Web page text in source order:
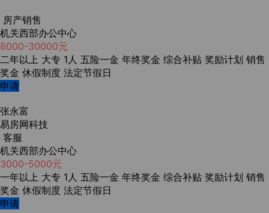
房产销售
机关西部办公中心
8000-30000元
二年以上 大专 1人 五险一金 年终奖金 综合补贴 奖励计划 销售
奖金 休假制度 法定节假日
申请
张永富
易房网科技
客服
机关西部办公中心
3000-5000元
一年以上 大专 1人 五险一金 年终奖金 综合补贴 奖励计划 销售
奖金 休假制度 法定节假日
申请